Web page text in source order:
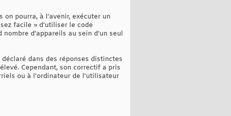
pourra, à l’avenir, exécuter un
facile » d’utiliser le code
d’appareils au sein d’un seul
dans des réponses distinctes
Cependant, son correctif a pris
ou à l'ordinateur de l'utilisateur